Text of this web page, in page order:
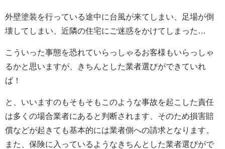
外壁塗装を行っている途中に台風が来てしまい、足場が倒
壊してしまい、近隣の住宅にご迷惑をかけてしまった…
こういった事態を恐れていらっしゃるお客様もいらっしゃ
るかと思いますが、きちんとした業者選びができていれ
ば！
と、いいますのもそもそもこのような事故を起こした責任
は多くの場合業者にあると判断されます、そのため損害賠
償などが起きても基本的には業者側への請求となります。
また、保険に入っているようなきちんとした業者選びがで